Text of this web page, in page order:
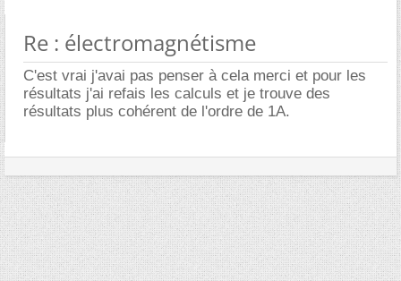
Re : électromagnétisme
C'est vrai j'avai pas penser à cela merci et pour les
résultats j'ai refais les calculs et je trouve des
résultats plus cohérent de l'ordre de 1A.